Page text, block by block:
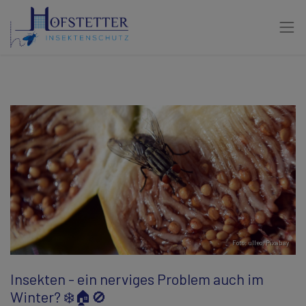
Foto: ulleo,Pixabay
Insekten - ein nerviges Problem auch im
Winter? ❄️🏠🚫